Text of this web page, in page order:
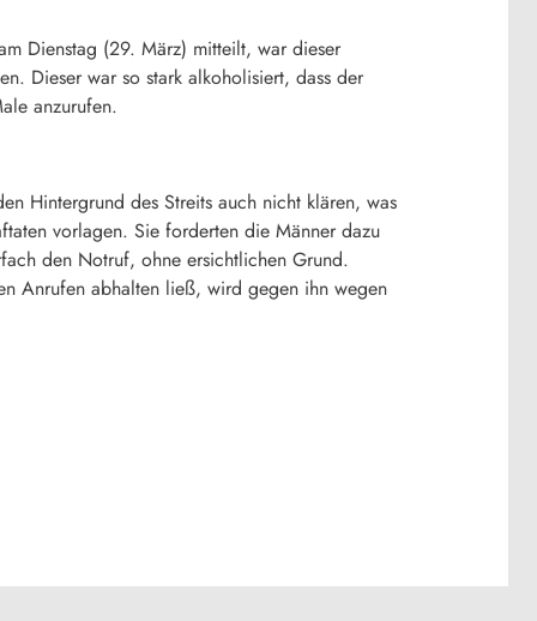
Dienstag (29. März) mitteilt, war dieser
Dieser war so stark alkoholisiert, dass der
anzurufen.
Hintergrund des Streits auch nicht klären, was
vorlagen. Sie forderten die Männer dazu
den Notruf, ohne ersichtlichen Grund.
Anrufen abhalten ließ, wird gegen ihn wegen